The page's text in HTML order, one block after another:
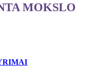
MOKSLO